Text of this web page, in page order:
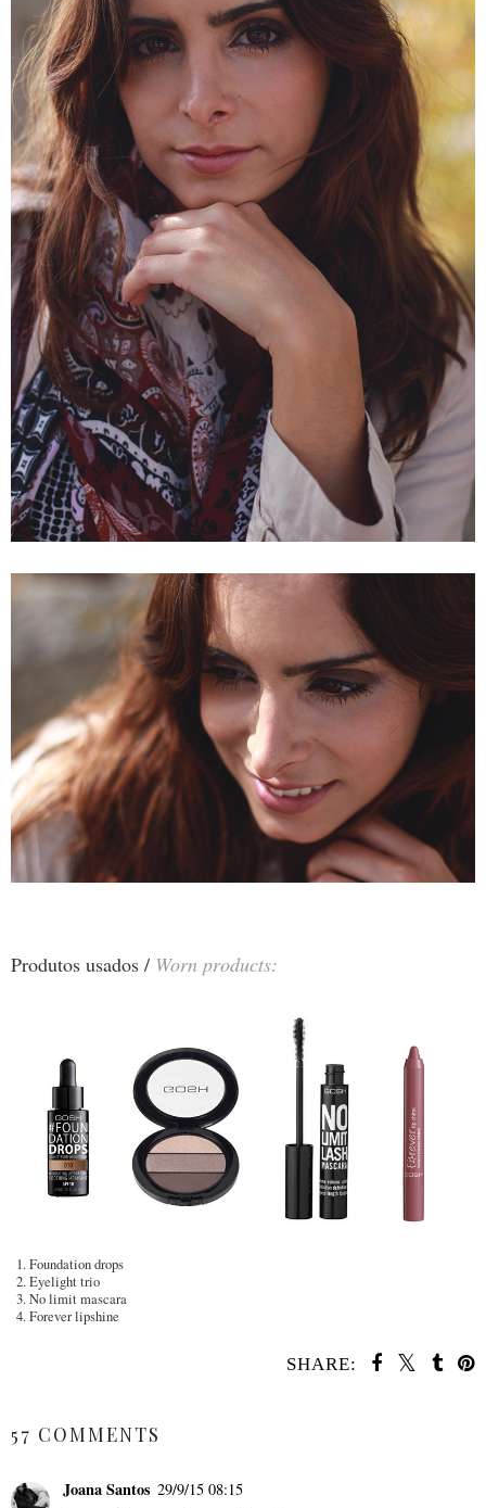
Produtos usados / Worn products:
1. Foundation drops
2. Eyelight trio
3. No limit mascara
4. Forever lipshine
SHARE:
57 COMMENTS
Joana Santos 29/9/15 08:15